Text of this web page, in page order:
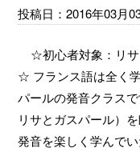
投稿日：2016年03月
☆初心者対象：リサ
☆ フランス語は全く
パールの発音クラス
リサとガスパール）
発音を楽しく学んで